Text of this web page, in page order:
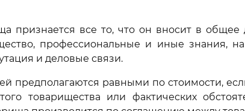
признается все то, что он вносит в общее
профессиональные и иные знания,
и деловые связи.
предполагаются равными по стоимости,
товарищества или фактических